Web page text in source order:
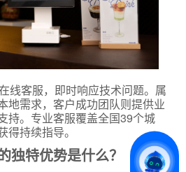
线客服，即时响应技术问题。属
地需求，客户成功团队则提供业
持。专业客服覆盖全国39个城
持续指导。
独特优势是什么？